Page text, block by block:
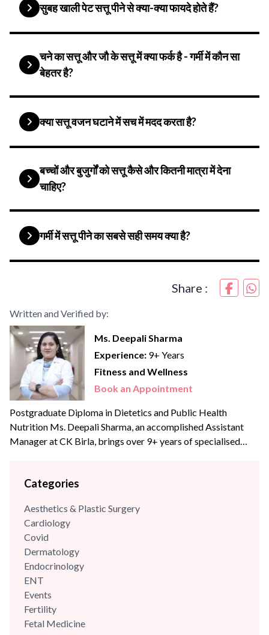
सुबह खाली पेट सत्तू पीने से क्या-क्या फायदे होते हैं?
चने का सत्तू और जौ के सत्तू में क्या फर्क है - गर्मी में कौन सा
बेहतर है?
क्या सत्तू वजन घटाने में सच में मदद करता है?
बच्चों और बुजुर्गों को सत्तू कैसे और कितनी मात्रा में देना
चाहिए?
गर्मी में सत्तू पीने का सबसे सही समय क्या है?
Share :
Written and Verified by:
Ms. Deepali Sharma
Experience: 9+ Years
Fitness and Wellness
Book an Appointment
Postgraduate Diploma in Dietetics and Public Health
Nutrition Ms. Deepali Sharma, an accomplished Assistant
Manager at CK Birla, brings over 9+ years of specialised
leveraged her skills to enhance wellness programs and
Categories
Aesthetics & Plastic Surgery
Cardiology
Covid
Dermatology
Endocrinology
ENT
Events
Fertility
Fetal Medicine